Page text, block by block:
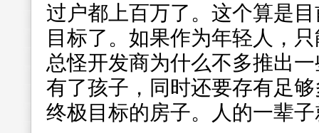
过户都上百万了。这个算是
目标了。如果作为年轻人，
总怪开发商为什么不多推出
有了孩子，同时还要存有足
终极目标的房子。人的一辈